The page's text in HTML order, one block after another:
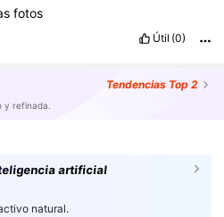
fotos
Útil (0)
Tendencias Top 2
y refinada.
artificial
natural.